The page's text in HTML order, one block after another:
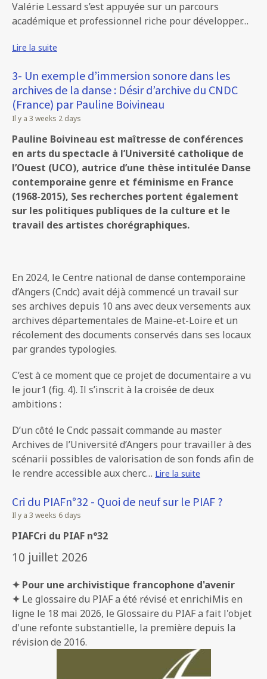
Valérie Lessard s’est appuyée sur un parcours
académique et professionnel riche pour développer…
Lire la suite
3- Un exemple d’immersion sonore dans les
archives de la danse : Désir d’archive du CNDC
(France) par Pauline Boivineau
Il y a 3 weeks 2 days
Pauline Boivineau est maîtresse de conférences
en arts du spectacle à l’Université catholique de
l’Ouest (UCO), autrice d’une thèse intitulée Danse
contemporaine genre et féminisme en France
(1968-2015), Ses recherches portent également
sur les politiques publiques de la culture et le
travail des artistes chorégraphiques.
En 2024, le Centre national de danse contemporaine
d’Angers (Cndc) avait déjà commencé un travail sur
ses archives depuis 10 ans avec deux versements aux
archives départementales de Maine-et-Loire et un
récolement des documents conservés dans ses locaux
par grandes typologies.
C’est à ce moment que ce projet de documentaire a vu
le jour1 (fig. 4). Il s’inscrit à la croisée de deux
ambitions :
D’un côté le Cndc passait commande au master
Archives de l’Université d’Angers pour travailler à des
scénarii possibles de valorisation de son fonds afin de
le rendre accessible aux cherc… Lire la suite
Cri du PIAFn°32 - Quoi de neuf sur le PIAF ?
Il y a 3 weeks 6 days
PIAFCri du PIAF n°32
10 juillet 2026
✦ Pour une archivistique francophone d'avenir
✦ Le glossaire du PIAF a été révisé et enrichiMis en
ligne le 18 mai 2026, le Glossaire du PIAF a fait l'objet
d'une refonte substantielle, la première depuis la
révision de 2016.